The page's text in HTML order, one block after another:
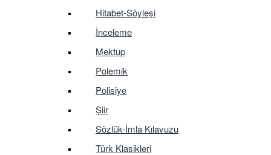
Hitabet-Söyleşi
İnceleme
Mektup
Polemik
Polisiye
Şiir
Sözlük-İmla Kılavuzu
Türk Klasikleri